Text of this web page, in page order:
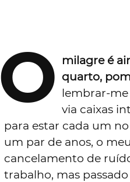
O milagre é
quarto,
lembrar-me
via caixas
para estar cada um
um par de anos, o
cancelamento de
trabalho, mas